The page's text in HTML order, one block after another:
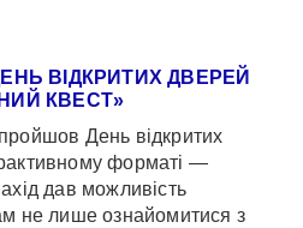
ВІДКРИТИХ ДВЕРЕЙ
КВЕСТ»
День відкритих
форматі —
дав можливість
не лише ознайомитися з